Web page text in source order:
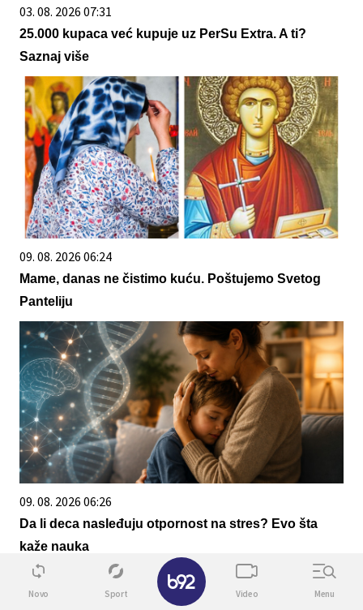
03. 08. 2026 07:31
25.000 kupaca već kupuje uz PerSu Extra. A ti?
Saznaj više
09. 08. 2026 06:24
Mame, danas ne čistimo kuću. Poštujemo Svetog
Panteliju
09. 08. 2026 06:26
Da li deca nasleđuju otpornost na stres? Evo šta
kaže nauka
Novo Sport Video Menu
✕